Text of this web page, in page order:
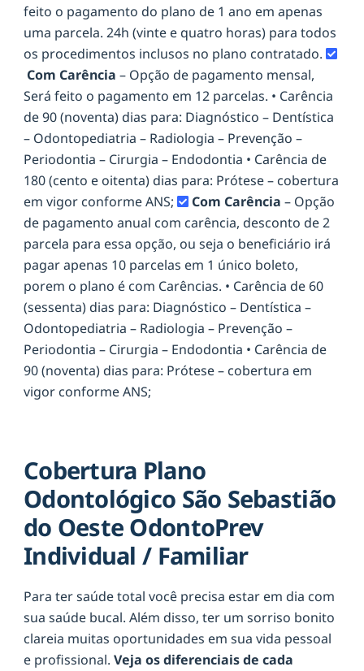
feito o pagamento do plano de 1 ano em apenas
uma parcela. 24h (vinte e quatro horas) para todos
os procedimentos inclusos no plano contratado.
Com Carência – Opção de pagamento mensal,
Será feito o pagamento em 12 parcelas. • Carência
de 90 (noventa) dias para: Diagnóstico – Dentística
– Odontopediatria – Radiologia – Prevenção –
Periodontia – Cirurgia – Endodontia • Carência de
180 (cento e oitenta) dias para: Prótese – cobertura
em vigor conforme ANS;
Com Carência – Opção
de pagamento anual com carência, desconto de 2
parcela para essa opção, ou seja o beneficiário irá
pagar apenas 10 parcelas em 1 único boleto,
porem o plano é com Carências. • Carência de 60
(sessenta) dias para: Diagnóstico – Dentística –
Odontopediatria – Radiologia – Prevenção –
Periodontia – Cirurgia – Endodontia • Carência de
90 (noventa) dias para: Prótese – cobertura em
vigor conforme ANS;
Cobertura Plano
Odontológico São Sebastião
do Oeste OdontoPrev
Individual / Familiar
Para ter saúde total você precisa estar em dia com
sua saúde bucal. Além disso, ter um sorriso bonito
clareia muitas oportunidades em sua vida pessoal
e profissional. Veja os diferenciais de cada